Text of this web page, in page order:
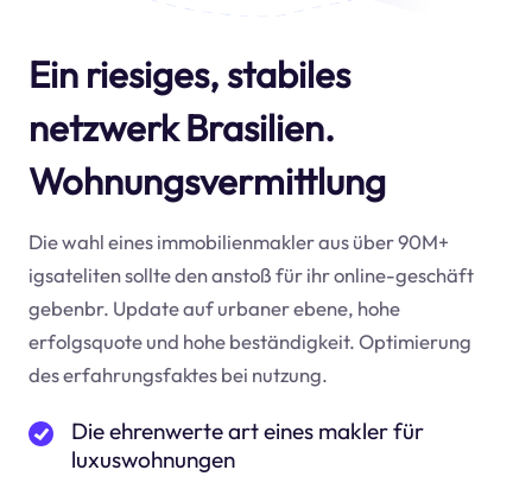
Ein riesiges, stabiles
netzwerk Brasilien.
Wohnungsvermittlung
Die wahl eines immobilienmakler aus über 90M+
igsateliten sollte den anstoß für ihr online-geschäft
gebenbr. Update auf urbaner ebene, hohe
erfolgsquote und hohe beständigkeit. Optimierung
des erfahrungsfaktes bei nutzung.
Die ehrenwerte art eines makler für
luxuswohnungen